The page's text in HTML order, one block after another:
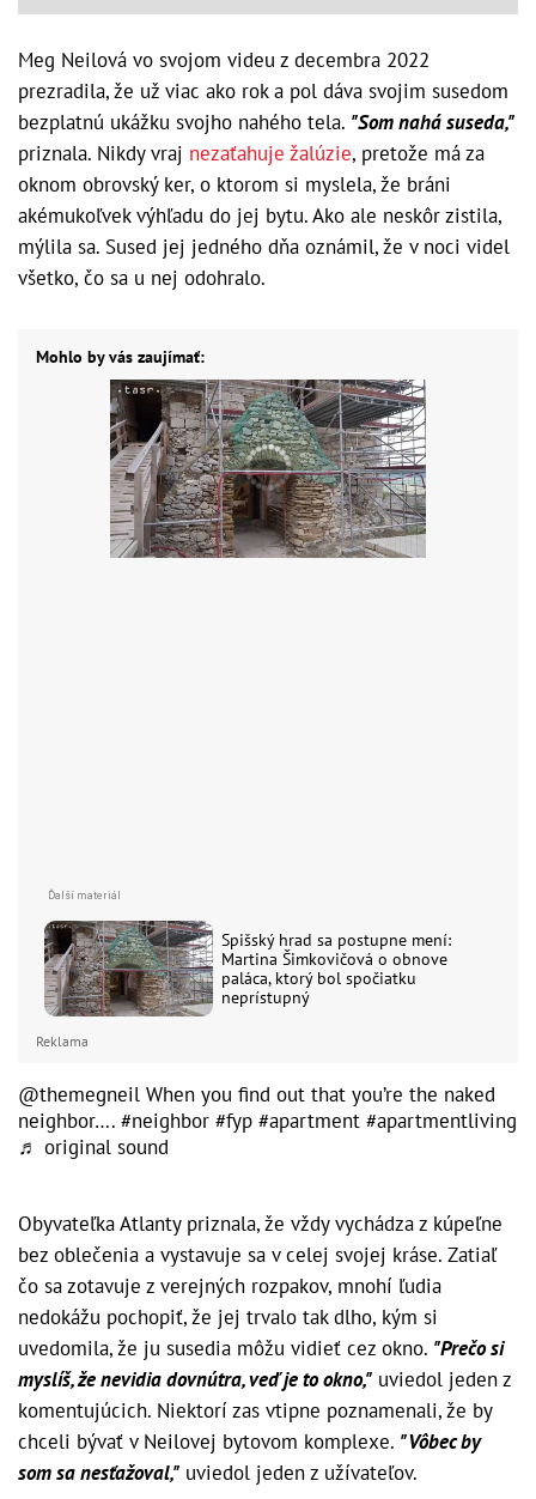
Meg Neilová vo svojom videu z decembra 2022
prezradila, že už viac ako rok a pol dáva svojim susedom
bezplatnú ukážku svojho nahého tela. "Som nahá suseda,"
priznala. Nikdy vraj nezaťahuje žalúzie, pretože má za
oknom obrovský ker, o ktorom si myslela, že bráni
akémukoľvek výhľadu do jej bytu. Ako ale neskôr zistila,
mýlila sa. Sused jej jedného dňa oznámil, že v noci videl
všetko, čo sa u nej odohralo.
Mohlo by vás zaujímať:
Spišský hrad sa postupne mení:
Martina Šimkovičová o obnove
paláca, ktorý bol spočiatku
neprístupný
Reklama
@themegneil When you find out that you’re the naked
neighbor…. #neighbor #fyp #apartment #apartmentliving
♬ original sound
Obyvateľka Atlanty priznala, že vždy vychádza z kúpeľne
bez oblečenia a vystavuje sa v celej svojej kráse. Zatiaľ
čo sa zotavuje z verejných rozpakov, mnohí ľudia
nedokážu pochopiť, že jej trvalo tak dlho, kým si
uvedomila, že ju susedia môžu vidieť cez okno. "Prečo si
myslíš, že nevidia dovnútra, veď je to okno," uviedol jeden z
komentujúcich. Niektorí zas vtipne poznamenali, že by
chceli bývať v Neilovej bytovom komplexe. "Vôbec by
som sa nesťažoval," uviedol jeden z užívateľov.